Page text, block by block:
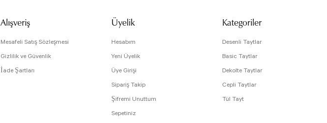
Ürün bilgilerinde hatalar bulunuyor.
Ürün fiyatı diğer sitelerden daha pahalı.
Bu ürüne benzer farklı alternatifler olmalı.
Alışveriş
Mesafeli Satış Sözleşmesi
Gizlilik ve Güvenlik
İade Şartları
Üyelik
Hesabım
Yeni Üyelik
Üye Girişi
Sipariş Takip
Şifremi Unuttum
Sepetiniz
Kategoriler
Desenli Taytlar
Basic Taytlar
Dekolte Taytlar
Cepli Taytlar
Tül Tayt